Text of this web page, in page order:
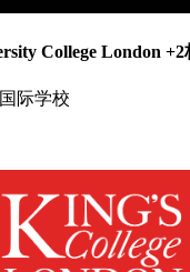
College London +2
际学校